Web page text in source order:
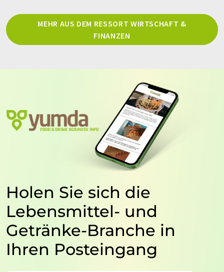
MEHR AUS DEM RESSORT WIRTSCHAFT &
FINANZEN
Holen Sie sich die
Lebensmittel- und
Getränke-Branche in
Ihren Posteingang